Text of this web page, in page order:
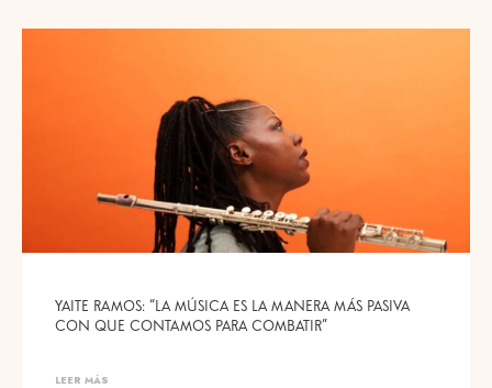
YAITE RAMOS: “LA MÚSICA ES LA MANERA MÁS PASIVA
CON QUE CONTAMOS PARA COMBATIR”
LEER MÁS